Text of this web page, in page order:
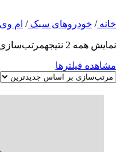
خانه/ خودروهای سبک/ ام
نمایش همه 2 نتیجه
مرتب‌سازی
مشاهده فیلترها